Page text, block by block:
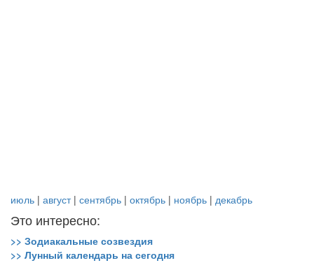
июль | август| сентябрь | октябрь | ноябрь | декабрь
Это интересно:
>> Зодиакальные созвездия
>> Лунный календарь на сегодня